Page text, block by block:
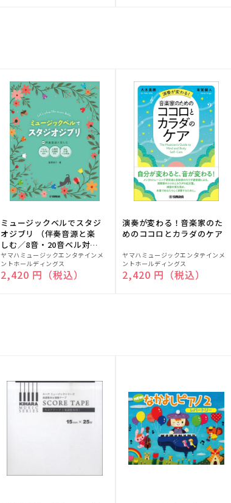
ミュージックベルでスタジ
オジブリ （伴奏音源と楽
しむ／8音・20音ベル対応
／ドレミふりがな付）
販
売
元:
ヤマハミュージックエンタテインメ
ントホールディングス
通常価格
2,420 円（税込）
演奏が変わる！音楽家のた
めのココロとカラダのケア
販
売
元:
ヤマハミュージックエンタテインメ
ントホールディングス
通常価格
2,420 円（税込）